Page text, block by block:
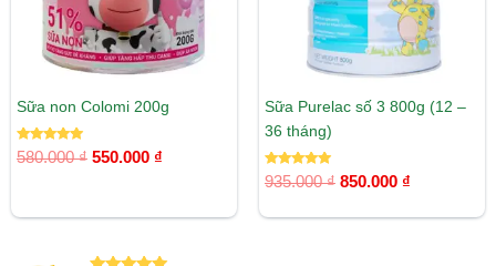
Sữa non Colomi 200g
Được xếp
hạng
580.000₫ 550.000 ₫
Sữa Purelac số 3 800g (12 –
36 tháng)
Được xếp
hạng
935.000₫ 850.000 ₫